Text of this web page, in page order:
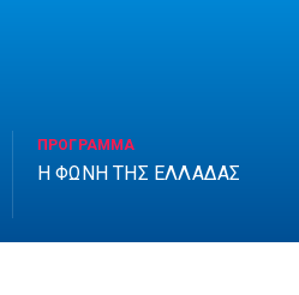
ΠΡΟΓΡΑΜΜΑ
Η ΦΩΝΗ ΤΗΣ ΕΛΛΑΔΑΣ